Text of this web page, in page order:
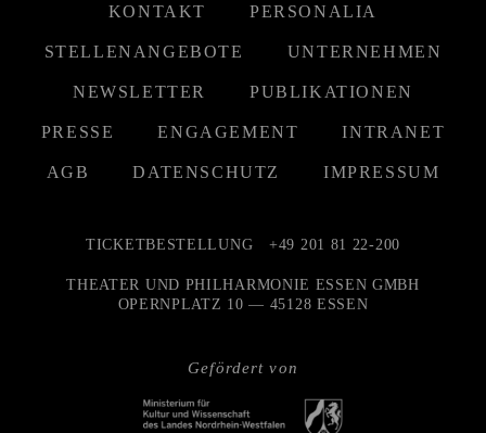
KONTAKT PERSONALIA
STELLENANGEBOTE UNTERNEHMEN
NEWSLETTER PUBLIKATIONEN
PRESSE ENGAGEMENT INTRANET
AGB DATENSCHUTZ IMPRESSUM
Gefördert von
TICKETBESTELLUNG +49 201 81 22-200
THEATER UND PHILHARMONIE ESSEN GMBH
OPERNPLATZ 10 — 45128 ESSEN